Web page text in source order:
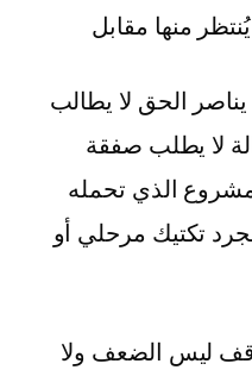
منها مقابل
الحق لا يطالب
لا يطلب صفقة
الذي تحمله
تكتيك مرحلي أو
ليس الضعف ولا